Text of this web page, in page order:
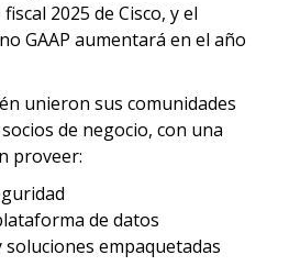
2025 de Cisco, y el
GAAP aumentará en el año
unieron sus comunidades
de negocio, con una
proveer:
de datos
soluciones empaquetadas